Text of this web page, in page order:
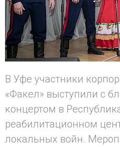
В Уфе участники
«Факел» выступили с
концертом в
реабилитационном
локальных войн.